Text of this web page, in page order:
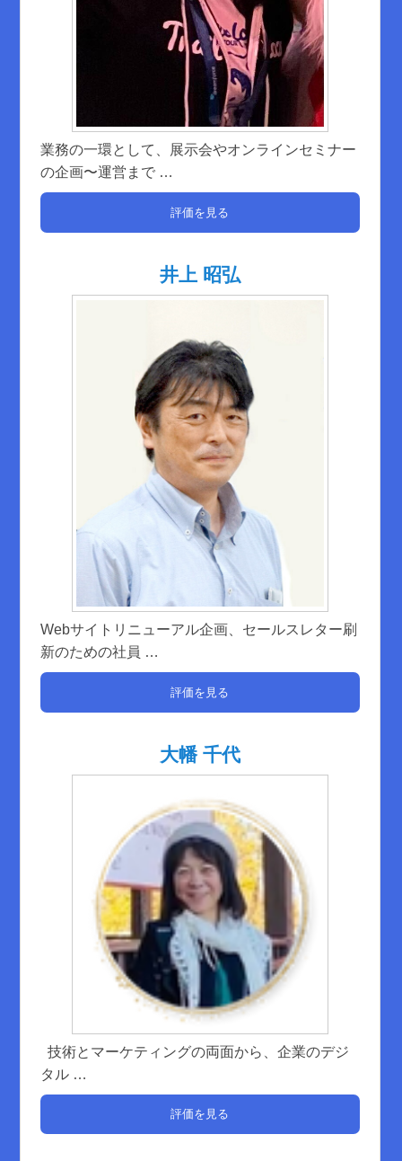
業務の一環として、展示会やオンラインセミナー
の企画〜運営まで …
評価を見る
井上 昭弘
Webサイトリニューアル企画、セールスレター刷
新のための社員 …
評価を見る
大幡 千代
技術とマーケティングの両面から、企業のデジ
タル …
評価を見る